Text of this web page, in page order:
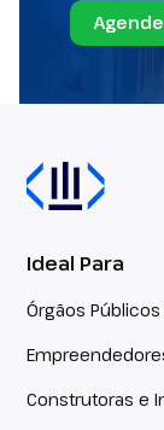
Ideal Para
Órgãos Públicos
Construtoras e